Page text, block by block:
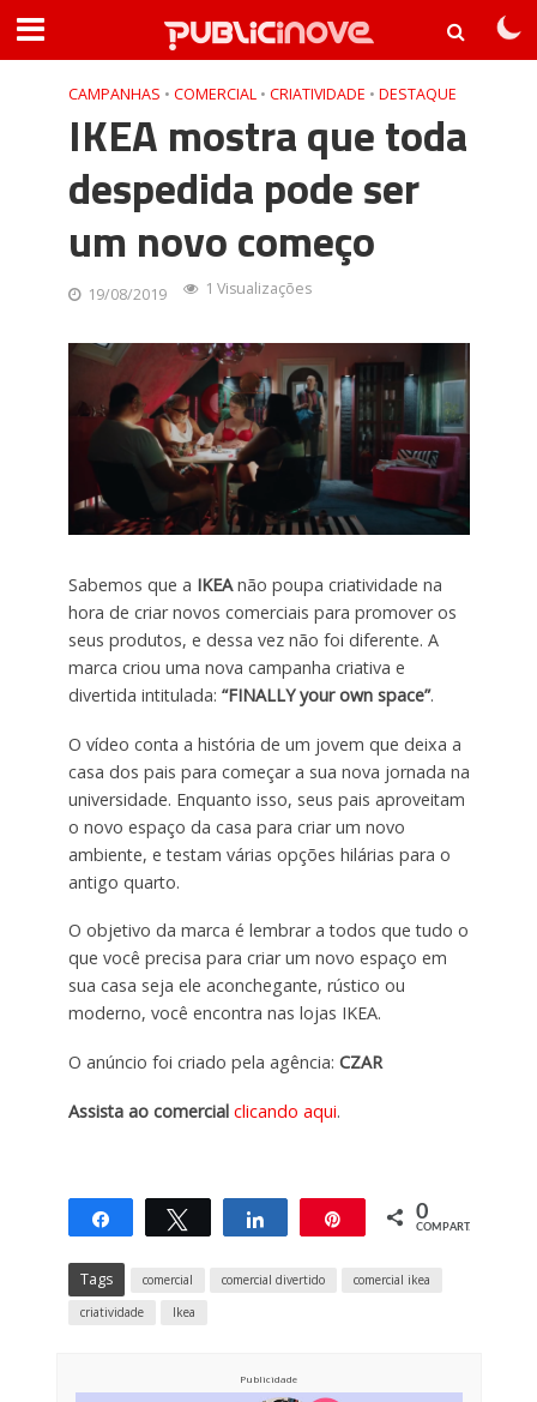
CAMPANHAS • COMERCIAL • CRIATIVIDADE • DESTAQUE
IKEA mostra que toda
despedida pode ser
um novo começo
19/08/2019 1 Visualizações
Sabemos que a IKEAnão poupa criatividade na
hora de criar novos comerciais para promover os
seus produtos, e dessa vez não foi diferente. A
marca criou uma nova campanha criativa e
divertida intitulada: “FINALLY your own space”.
O vídeo conta a história de um jovem que deixa a
casa dos pais para começar a sua nova jornada na
universidade. Enquanto isso, seus pais aproveitam
o novo espaço da casa para criar um novo
ambiente, e testam várias opções hilárias para o
antigo quarto.
O objetivo da marca é lembrar a todos que tudo o
que você precisa para criar um novo espaço em
sua casa seja ele aconchegante, rústico ou
moderno, você encontra nas lojas IKEA.
O anúncio foi criado pela agência: CZAR
Assista ao comercial clicando aqui.
CompartilharTwittar Compartilhar 0
COMPART.
Tags comercial comercial divertido
comercial ikea
criatividade
Ikea
Publicidade